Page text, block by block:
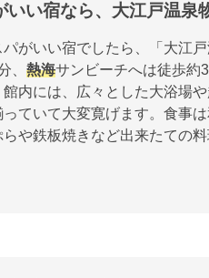
いい宿なら、大江戸温
パがいい宿でしたら、「大江
、 熱海サンビーチへは徒歩約
館内には、広々とした大浴場
ていて大変寛げます。食事
や鉄板焼きなど出来たての